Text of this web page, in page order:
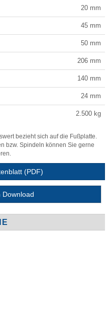
20 mm
45 mm
50 mm
206 mm
140 mm
24 mm
2.500 kg
bezieht sich auf die Fußplatte.
bzw. Spindeln können Sie gerne
(PDF)
Download